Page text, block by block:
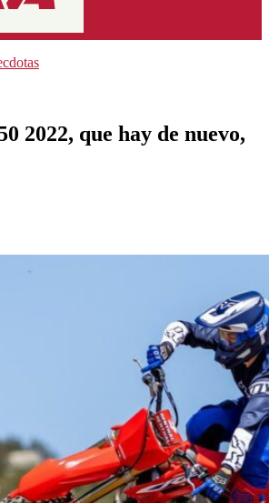
2022, que hay de nuevo,